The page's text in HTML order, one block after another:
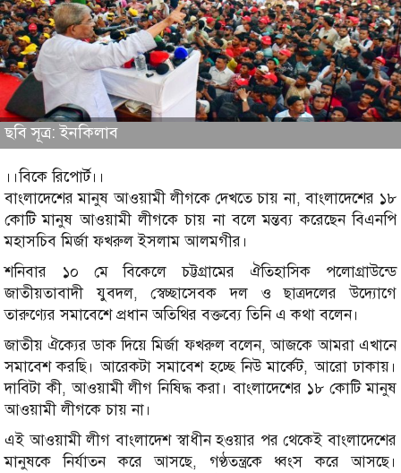
ছবি সূত্র: ইনকিলাব
।।বিকে রিপোর্ট।।
বাংলাদেশের মানুষ আওয়ামী লীগকে দেখতে চায় না, বাংলাদেশের ১৮
কোটি মানুষ আওয়ামী লীগকে চায় না বলে মন্তব্য করেছেন বিএনপি
মহাসচিব মির্জা ফখরুল ইসলাম আলমগীর।
শনিবার ১০ মে বিকেলে চট্টগ্রামের ঐতিহাসিক পলোগ্রাউন্ডে
জাতীয়তাবাদী যুবদল, স্বেচ্ছাসেবক দল ও ছাত্রদলের উদ্যোগে
তারুণ্যের সমাবেশে প্রধান অতিথির বক্তব্যে তিনি এ কথা বলেন।
জাতীয় ঐক্যের ডাক দিয়ে মির্জা ফখরুল বলেন, আজকে আমরা এখানে
সমাবেশ করছি। আরেকটা সমাবেশ হচ্ছে নিউ মার্কেট, আরো ঢাকায়।
দাবিটা কী, আওয়ামী লীগ নিষিদ্ধ করা। বাংলাদেশের ১৮ কোটি মানুষ
আওয়ামী লীগকে চায় না।
এই আওয়ামী লীগ বাংলাদেশ স্বাধীন হওয়ার পর থেকেই বাংলাদেশের
মানুষকে নির্যাতন করে আসছে, গণ্ঠতন্ত্রকে ধ্বংস করে আসছে।